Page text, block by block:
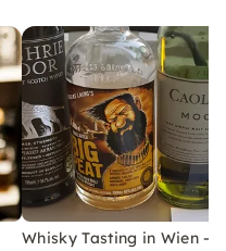
Whisky Tasting in Wien –